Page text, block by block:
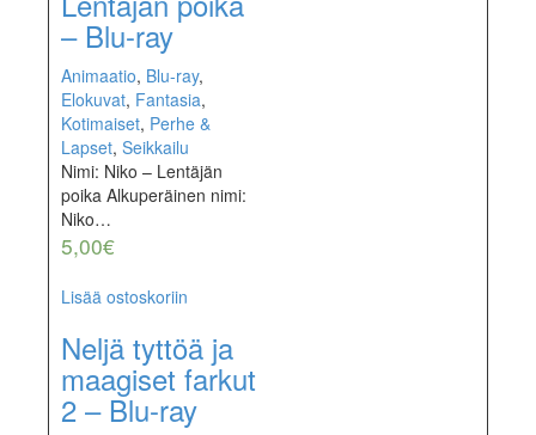
– Blu-ray
Animaatio, Blu-ray,
Elokuvat, Fantasia,
Kotimaiset, Perhe &
Lapset, Seikkailu
Nimi: Niko – Lentäjän
poika Alkuperäinen nimi:
Niko…
5,00€
Lisää ostoskoriin
Neljä tyttöä ja
maagiset farkut
2 – Blu-ray